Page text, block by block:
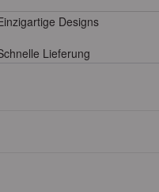
Designs
Lieferung